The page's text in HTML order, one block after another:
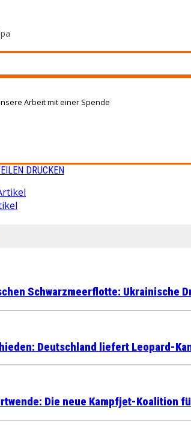
Arbeit mit einer Spende
DRUCKEN
Schwarzmeerflotte: Ukrainische
Deutschland liefert Leopard-
Die neue Kampfjet-Koalition